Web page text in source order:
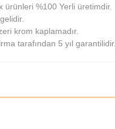
ürünleri %100 Yerli üretimdir.
krom kaplamadır.
tarafından 5 yıl garantilidir.